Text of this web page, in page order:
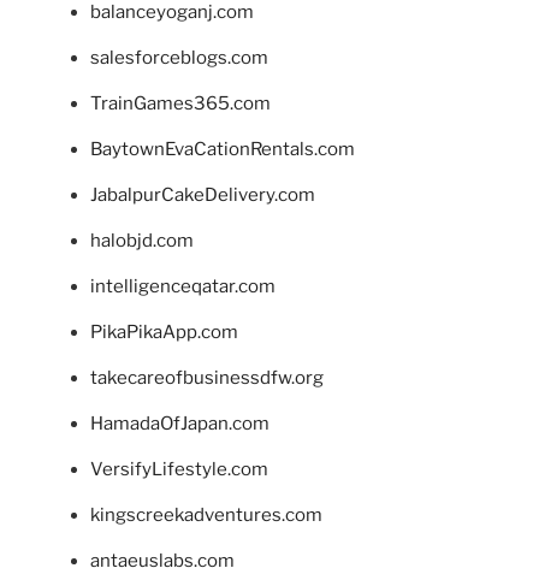
balanceyoganj.com
salesforceblogs.com
TrainGames365.com
BaytownEvaCationRentals.com
JabalpurCakeDelivery.com
halobjd.com
intelligenceqatar.com
PikaPikaApp.com
takecareofbusinessdfw.org
HamadaOfJapan.com
VersifyLifestyle.com
kingscreekadventures.com
antaeuslabs.com